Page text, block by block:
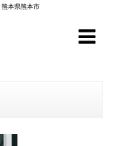
本県熊本市